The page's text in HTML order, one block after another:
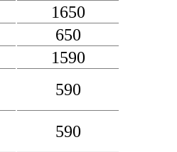
1650
650
1590
590
590